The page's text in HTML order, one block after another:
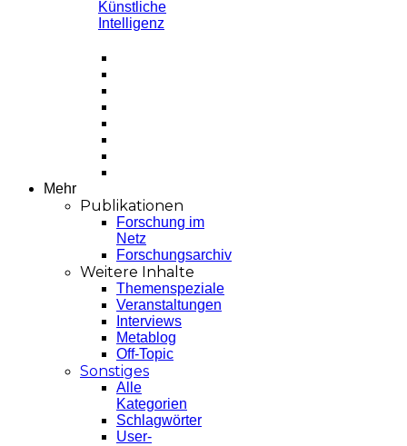
Mehr
Publikationen
Forschung im
Netz
Forschungsarchiv
Weitere Inhalte
Themenspeziale
Veranstaltungen
Interviews
Metablog
Off-Topic
Sonstiges
Alle
Kategorien
Schlagwörter
User-